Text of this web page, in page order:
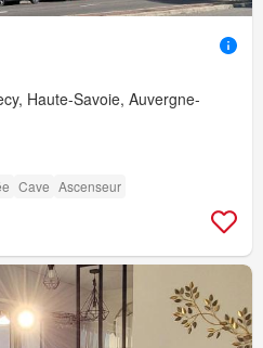
Haute-Savoie, Auvergne-
Cave Ascenseur